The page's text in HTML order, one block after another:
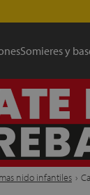
Somieres y
nido infantiles ›